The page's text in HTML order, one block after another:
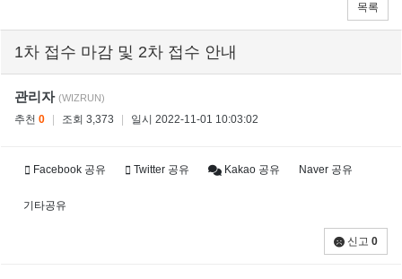
목록
1차 접수 마감 및 2차 접수 안내
관리자 (WIZRUN)
추천 0 조회 3,373 일시 2022-11-01 10:03:02
Facebook 공유 Twitter 공유 Kakao 공유 Naver 공유
기타공유
신고 0